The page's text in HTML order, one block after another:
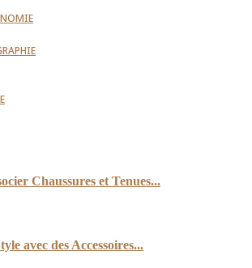
Chaussures et Tenues...
avec des Accessoires...